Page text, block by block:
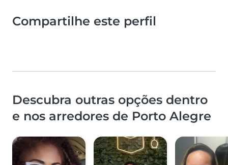
Compartilhe este perfil
Descubra outras opções dentro
e nos arredores de Porto Alegre